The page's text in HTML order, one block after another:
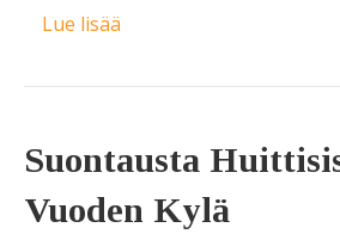
Lue lisää
Suontausta
Vuoden Kylä